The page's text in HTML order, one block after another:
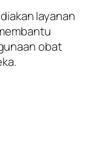
layanan
obat